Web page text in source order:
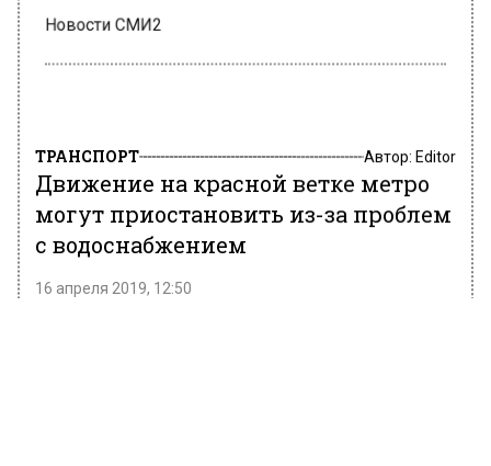
ТРАНСПОРТ Автор: Editor
Движение на красной ветке метро
могут приостановить из-за проблем
с водоснабжением
16 апреля 2019, 12:50